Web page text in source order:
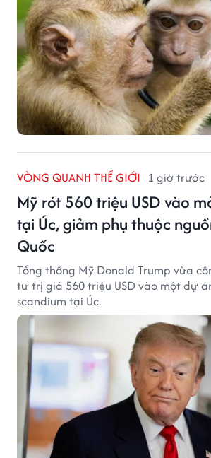
VÒNG QUANH THẾ GIỚI 1 giờ trước
Mỹ rót 560 triệu USD vào
tại Úc, giảm phụ thuộc
Quốc
Tổng thống Mỹ Donald Trump vừa
tư trị giá 560 triệu USD vào một dự
scandium tại Úc.